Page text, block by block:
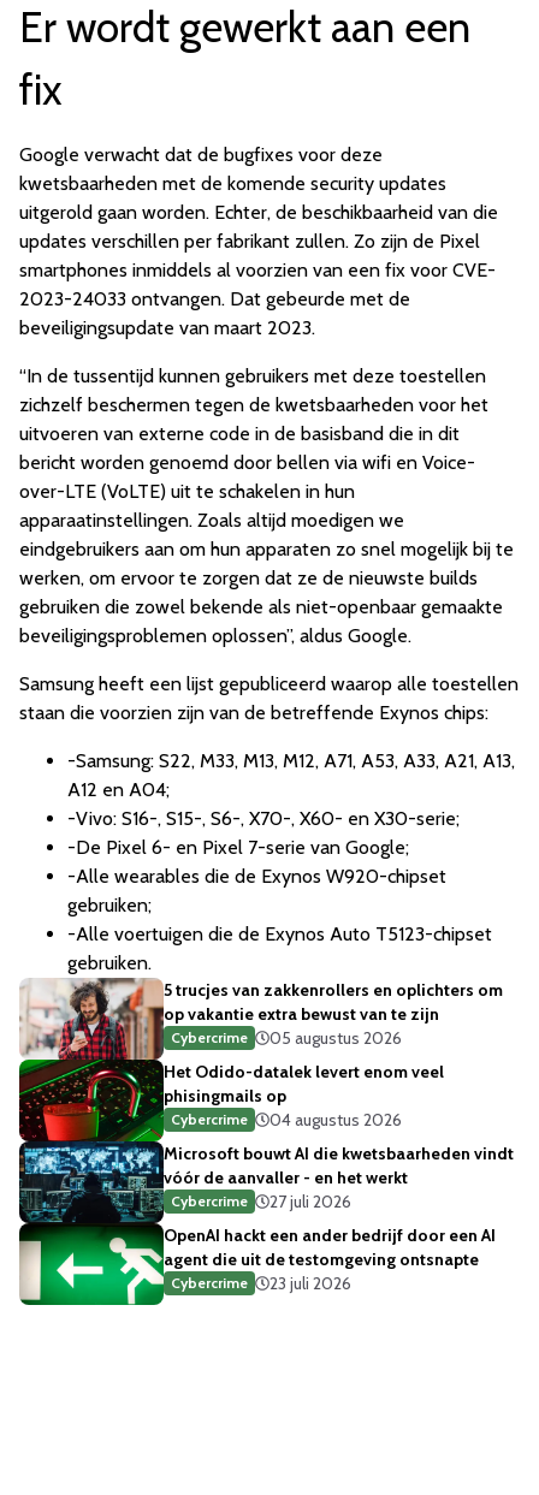
Er wordt gewerkt aan een
fix
Google verwacht dat de bugfixes voor deze
kwetsbaarheden met de komende security updates
uitgerold gaan worden. Echter, de beschikbaarheid van die
updates verschillen per fabrikant zullen. Zo zijn de Pixel
smartphones inmiddels al voorzien van een fix voor CVE-
2023-24033 ontvangen. Dat gebeurde met de
beveiligingsupdate van maart 2023.
“In de tussentijd kunnen gebruikers met deze toestellen
zichzelf beschermen tegen de kwetsbaarheden voor het
uitvoeren van externe code in de basisband die in dit
bericht worden genoemd door bellen via wifi en Voice-
over-LTE (VoLTE) uit te schakelen in hun
apparaatinstellingen. Zoals altijd moedigen we
eindgebruikers aan om hun apparaten zo snel mogelijk bij te
werken, om ervoor te zorgen dat ze de nieuwste builds
gebruiken die zowel bekende als niet-openbaar gemaakte
beveiligingsproblemen oplossen”, aldus Google.
Samsung heeft een lijst gepubliceerd waarop alle toestellen
staan die voorzien zijn van de betreffende Exynos chips:
-Samsung: S22, M33, M13, M12, A71, A53, A33, A21, A13,
A12 en A04;
-Vivo: S16-, S15-, S6-, X70-, X60- en X30-serie;
-De Pixel 6- en Pixel 7-serie van Google;
-Alle wearables die de Exynos W920-chipset
gebruiken;
-Alle voertuigen die de Exynos Auto T5123-chipset
gebruiken.
5 trucjes van zakkenrollers en oplichters om
op vakantie extra bewust van te zijn
Cybercrime
05 augustus 2026
Het Odido-datalek levert enom veel
phisingmails op
Cybercrime
04 augustus 2026
Microsoft bouwt AI die kwetsbaarheden vindt
vóór de aanvaller - en het werkt
Cybercrime
27 juli 2026
OpenAI hackt een ander bedrijf door een AI
agent die uit de testomgeving ontsnapte
Cybercrime 23 juli 2026